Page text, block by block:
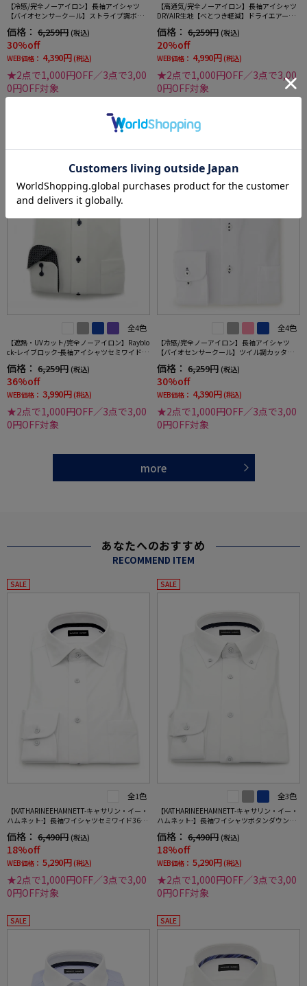
【冷感/完全ノーアイロン】長袖アイシャツ
【バイオセンサークール】ストライプ調ボタ
ンダウンストライプ形態安定ストレッチ防汚
効果吸汗速乾ワイシャツ春夏
価格： 6,259円 (税込)
30%off
WEB価格： 4,390円 (税込)
★2点で1,000円OFF／3点で3,00
0円OFF対象
【高通気/完全ノーアイロン】長袖アイシャツ
DRYAIR生地【べとつき軽減】ドライエアー刺
し子調ボタンダウン別布織柄無地形態安定ス
トレッチ防汚効果吸汗速乾ワイシャツ春夏
価格： 6,259円 (税込)
20%off
WEB価格： 4,990円 (税込)
★2点で1,000円OFF／3点で3,00
0円OFF対象
全4色
【遮熱・UVカット/完全ノーアイロン】Rayblo
ck-レイブロック-長袖アイシャツセミワイドス
トライプワイシャツi-shirt
価格： 6,259円 (税込)
36%off
WEB価格： 3,990円 (税込)
★2点で1,000円OFF／3点で3,00
0円OFF対象
全4色
【冷感/完全ノーアイロン】長袖アイシャツ
【バイオセンサークール】ツイル調カッタウ
ェイ織柄無地形態安定ストレッチ防汚効果吸
汗速乾ワイシャツ春夏
価格： 6,259円 (税込)
30%off
WEB価格： 4,390円 (税込)
★2点で1,000円OFF／3点で3,00
0円OFF対象
more
あなたへのおすすめ
RECOMMEND ITEM
SALE
全1色
【KATHARINEEHAMNETT-キャサリン・イー・
ハムネット-】長袖ワイシャツセミワイド360°
ストレッチ吸水速乾無地通年
価格： 6,490円 (税込)
18%off
WEB価格： 5,290円 (税込)
★2点で1,000円OFF／3点で3,00
0円OFF対象
SALE
全3色
【KATHARINEEHAMNETT-キャサリン・イー・
ハムネット-】長袖ワイシャツボタンダウン36
0°ストレッチ吸水速乾無地通年
価格： 6,490円 (税込)
18%off
WEB価格： 5,290円 (税込)
★2点で1,000円OFF／3点で3,00
0円OFF対象
SALE SALE